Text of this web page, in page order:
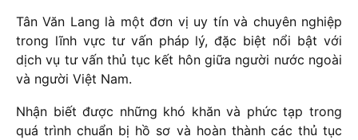
Tân Văn Lang là một đơn vị uy tín và chuyên nghiệp
trong lĩnh vực tư vấn pháp lý, đặc biệt nổi bật với
dịch vụ tư vấn thủ tục kết hôn giữa người nước ngoài
và người Việt Nam.
Nhận biết được những khó khăn và phức tạp trong
quá trình chuẩn bị hồ sơ và hoàn thành các thủ tục